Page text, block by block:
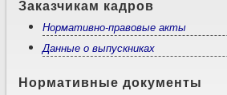
Заказчикам кадров
Нормативно-правовые акты
Данные о выпускниках
Нормативные документы